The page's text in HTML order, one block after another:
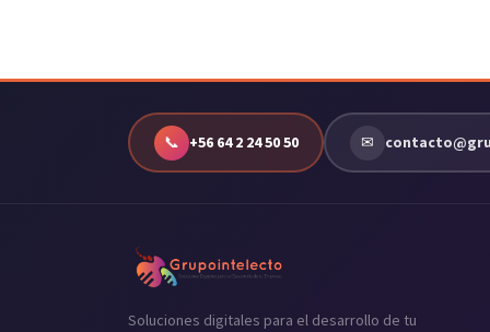
📞 +56 64 2 24 50 50 ✉
Soluciones digitales para el desarrollo de tu